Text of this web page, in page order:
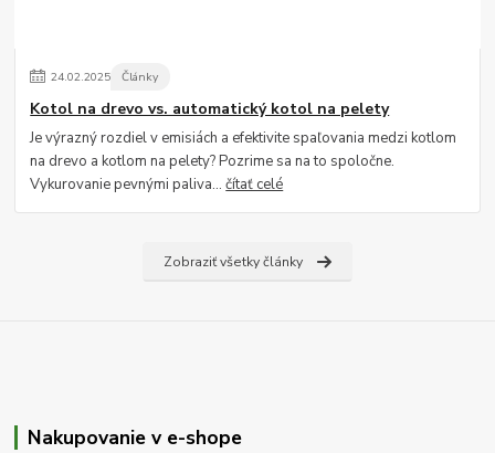
24.02.2025 Články
Kotol na drevo vs. automatický kotol na pelety
Je výrazný rozdiel v emisiách a efektivite spaľovania medzi kotlom
na drevo a kotlom na pelety? Pozrime sa na to spoločne.
Vykurovanie pevnými paliva...čítať celé
Zobraziť všetky články
Nakupovanie v e-shope